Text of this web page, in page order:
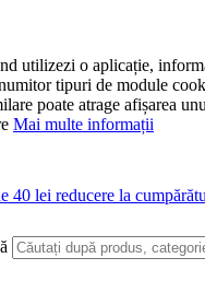
utilizezi o aplicație,
tipuri de module
poate atrage afișarea
Mai multe informații
40 lei reducere la